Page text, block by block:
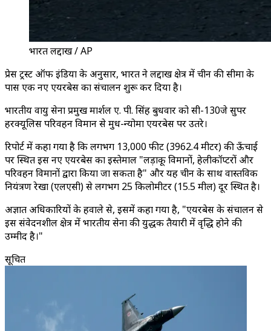
भारत लद्दाख / AP
प्रेस ट्रस्ट ऑफ इंडिया के अनुसार, भारत ने लद्दाख क्षेत्र में चीन की सीमा के
पास एक नए एयरबेस का संचालन शुरू कर दिया है।
भारतीय वायु सेना प्रमुख मार्शल ए. पी. सिंह बुधवार को सी-130जे सुपर
हरक्यूलिस परिवहन विमान से मुध-न्योमा एयरबेस पर उतरे।
रिपोर्ट में कहा गया है कि लगभग 13,000 फीट (3962.4 मीटर) की ऊँचाई
पर स्थित इस नए एयरबेस का इस्तेमाल "लड़ाकू विमानों, हेलीकॉप्टरों और
परिवहन विमानों द्वारा किया जा सकता है" और यह चीन के साथ वास्तविक
नियंत्रण रेखा (एलएसी) से लगभग 25 किलोमीटर (15.5 मील) दूर स्थित है।
अज्ञात अधिकारियों के हवाले से, इसमें कहा गया है, "एयरबेस के संचालन से
इस संवेदनशील क्षेत्र में भारतीय सेना की युद्धक तैयारी में वृद्धि होने की
उम्मीद है।"
सूचित